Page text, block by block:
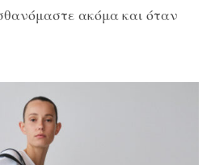
ακόμα και όταν